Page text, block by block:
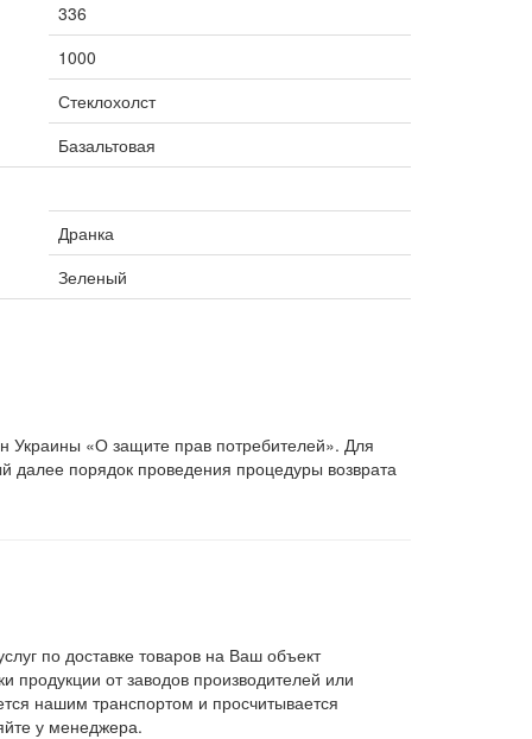
336
1000
Стеклохолст
Базальтовая
Дранка
Зеленый
Украины «О защите прав потребителей». Для
далее порядок проведения процедуры возврата
по доставке товаров на Ваш объект
от заводов производителей или
нашим транспортом и просчитывается
у менеджера.